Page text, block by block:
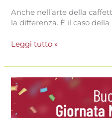
Anche nell’arte della
la differenza. È il caso
Leggi tutto »
Giornata
nazionale
dell’espresso:
la